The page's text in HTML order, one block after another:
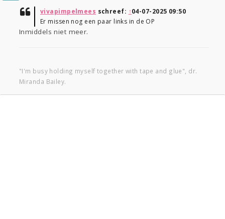
vivapimpelmees schreef: ↑04-07-2025 09:50
Er missen nog een paar links in de OP
Inmiddels niet meer.
"I'm busy holding myself together with tape and glue", dr.
Miranda Bailey.